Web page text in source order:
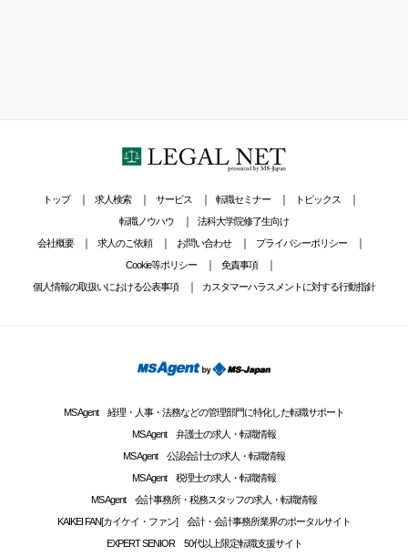
トップ 求人検索 サービス 転職セミナー
トピックス
転職ノウハウ
法科大学院修了生向け
会社概要
求人のご依頼 お問い合わせ
プライバシーポリシー
Cookie等ポリシー
免責事項
個人情報の取扱いにおける公表事項
カスタマーハラスメントに対する行動指針
MS Agent 経理・人事・法務などの管理部門に特化した転職サポート
MS Agent 弁護士の求人・転職情報
MS Agent 公認会計士の求人・転職情報
MS Agent 税理士の求人・転職情報
MS Agent 会計事務所・税務スタッフの求人・転職情報
KAIKEI FAN[カイケイ・ファン] 会計・会計事務所業界のポータルサイト
EXPERT SENIOR 50代以上限定転職支援サイト